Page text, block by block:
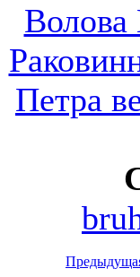
Петра